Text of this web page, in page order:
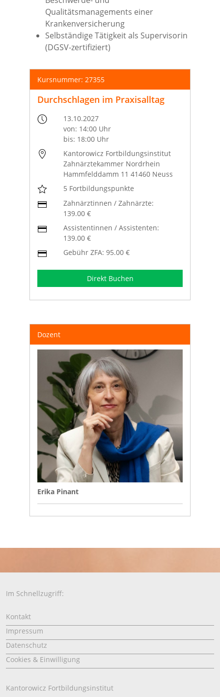
Qualitätsmanagements einer
Krankenversicherung
Selbständige Tätigkeit als Supervisorin
(DGSV-zertifiziert)
Kursnummer: 27355
Durchschlagen im Praxisalltag
13.10.2027
von: 14:00 Uhr
bis: 18:00 Uhr
Kantorowicz Fortbildungsinstitut
Zahnärztekammer Nordrhein
Hammfelddamm 11 41460 Neuss
5 Fortbildungspunkte
Zahnärztinnen / Zahnärzte:
139.00 €
Assistentinnen / Assistenten:
139.00 €
Gebühr ZFA: 95.00 €
Direkt Buchen
Dozent
Erika Pinant
Im Schnellzugriff:
Kontakt
Impressum
Datenschutz
Cookies & Einwilligung
Kantorowicz Fortbildungsinstitut